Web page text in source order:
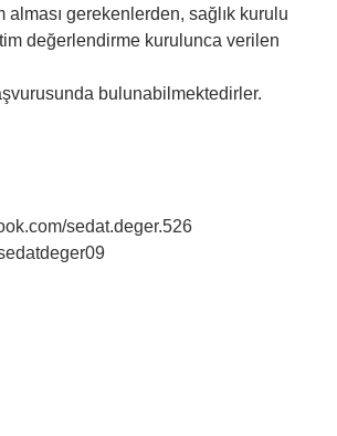
alması gerekenlerden, sağlık kurulu
değerlendirme kurulunca verilen
bulunabilmektedirler.
sedat.deger.526